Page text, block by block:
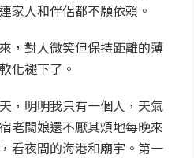
家人和伴侶都不願依賴。
，對人微笑但保持距離的薄
化褪下了。
，明明我只有一個人，天氣
老闆娘還不厭其煩地每晚來
看夜間的海港和廟宇。第一